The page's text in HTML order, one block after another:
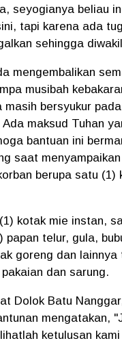
seyogianya beliau
tapi karena ada
sehingga
mengembalikan
musibah
masih bersyukur
maksud Tuhan
bantuan ini
saat
berupa satu (1)
kotak mie instan,
papan telur, gula,
goreng dan lainnya
dan sarung.
Dolok Batu
mengatakan,
ketulusan